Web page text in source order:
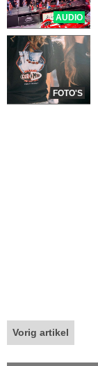
AUDIO
FOTO'S
Vorig artikel